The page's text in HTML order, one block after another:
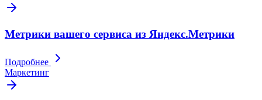
Метрики вашего сервиса из Яндекс.Метрики
Подробнее
Маркетинг